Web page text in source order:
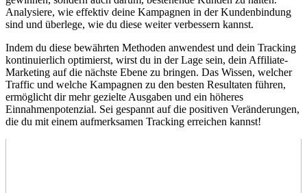
Analysiere, wie‍ effektiv deine Kampagnen​ in der ⁣Kundenbindung‌
sind und überlege, wie du diese weiter verbessern kannst.
Indem du diese⁤ bewährten‍ Methoden anwendest und dein Tracking
kontinuierlich optimierst,‌ wirst ⁣du⁢ in der ‍Lage sein, ⁢dein Affiliate-
Marketing⁢ auf die nächste​ Ebene zu bringen. Das Wissen, welcher
Traffic und welche Kampagnen zu‍ den besten Resultaten führen,‌
ermöglicht dir mehr gezielte Ausgaben ‌und ein höheres
Einnahmenpotenzial.⁣ Sei ⁢gespannt auf die positiven Veränderungen,⁤
die⁤ du mit​ einem aufmerksamen Tracking erreichen kannst!